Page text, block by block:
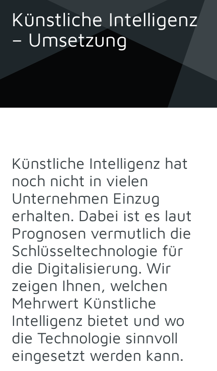
Künstliche Intelligenz
– Umsetzung
Künstliche Intelligenz hat
noch nicht in vielen
Unternehmen Einzug
erhalten. Dabei ist es laut
Prognosen vermutlich die
Schlüsseltechnologie für
die Digitalisierung. Wir
zeigen Ihnen, welchen
Mehrwert Künstliche
Intelligenz bietet und wo
die Technologie sinnvoll
eingesetzt werden kann.